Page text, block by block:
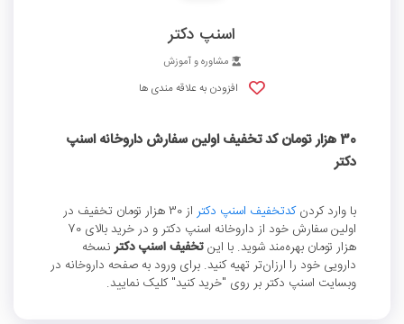
اسنپ دکتر
مشاوره و آموزش
افزودن به علاقه مندی ها
30 هزار تومان کد تخفیف اولین سفارش داروخانه اسنپ
دکتر
با وارد کردنکدتخفیف اسنپ دکتر
از 30 هزار تومان تخفیف در
اولین سفارش خود از داروخانه‌ اسنپ دکتر و در خرید بالای 70
هزار تومان بهره‌مند شوید. با اینتخفیف اسنپ دکترنسخه
دارویی خود را ارزان‌تر تهیه کنید. برای ورود به صفحه داروخانه در
وبسایت اسنپ دکتر بر روی "خرید کنید" کلیک نمایید.